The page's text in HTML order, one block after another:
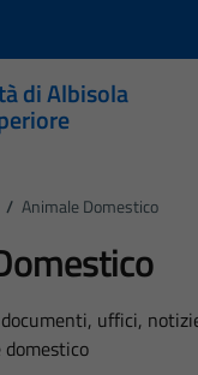
di Albisola
/ Animale Domestico
uffici,